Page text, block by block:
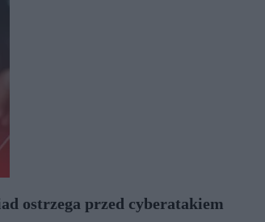
ostrzega przed cyberatakiem